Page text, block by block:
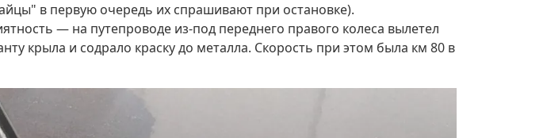
в первую очередь их спрашивают при остановке).
— на путепроводе из-под переднего правого колеса вылетел
крыла и содрало краску до металла. Скорость при этом была км 80 в